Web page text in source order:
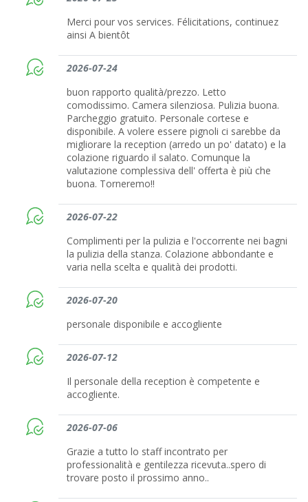
Merci pour vos services. Félicitations, continuez
ainsi A bientôt
2026-07-24
buon rapporto qualità/prezzo. Letto
comodissimo. Camera silenziosa. Pulizia buona.
Parcheggio gratuito. Personale cortese e
disponibile. A volere essere pignoli ci sarebbe da
migliorare la reception (arredo un po' datato) e la
colazione riguardo il salato. Comunque la
valutazione complessiva dell' offerta è più che
buona. Torneremo!!
2026-07-22
Complimenti per la pulizia e l'occorrente nei bagni
la pulizia della stanza. Colazione abbondante e
varia nella scelta e qualità dei prodotti.
2026-07-20
personale disponibile e accogliente
2026-07-12
Il personale della reception è competente e
accogliente.
2026-07-06
Grazie a tutto lo staff incontrato per
professionalità e gentilezza ricevuta..spero di
trovare posto il prossimo anno..